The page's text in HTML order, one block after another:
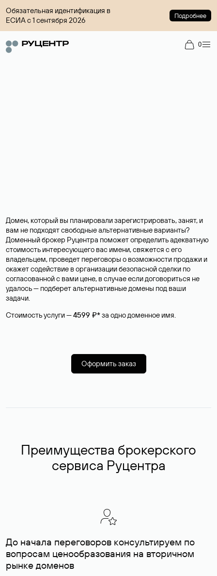
Обязательная идентификация в
ЕСИА с 1 сентября 2026
Подробнее
0
Домен, который вы планировали зарегистрировать, занят, и
вам не подходят свободные альтернативные варианты?
Доменный брокер Руцентра поможет определить адекватную
стоимость интересующего вас имени, свяжется с его
владельцем, проведет переговоры о возможности продажи и
окажет содействие в организации безопасной сделки по
согласованной с вами цене, в случае если договориться не
удалось — подберет альтернативные домены под ваши
задачи.
Стоимость услуги —4599 ₽*за одно доменное имя.
Оформить заказ
Преимущества брокерского
сервиса Руцентра
До начала переговоров консультируем по
вопросам ценообразования на вторичном
рынке доменов